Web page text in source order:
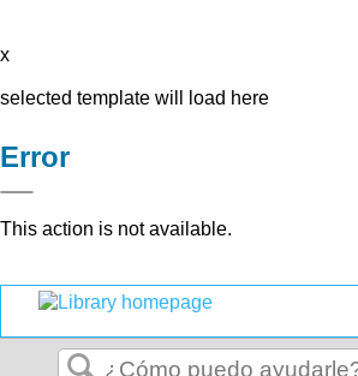
x
selected template will load here
Error
This action is not available.